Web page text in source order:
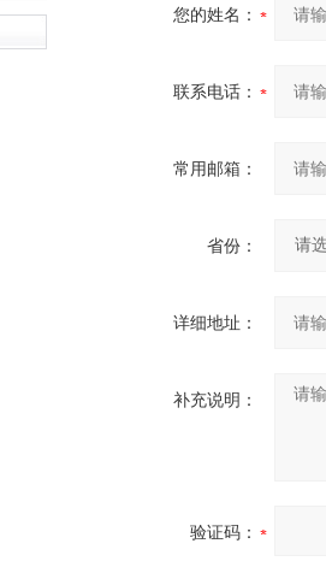
您的姓名：
联系电话：
常用邮箱：
省份：
详细地址：
补充说明：
验证码：